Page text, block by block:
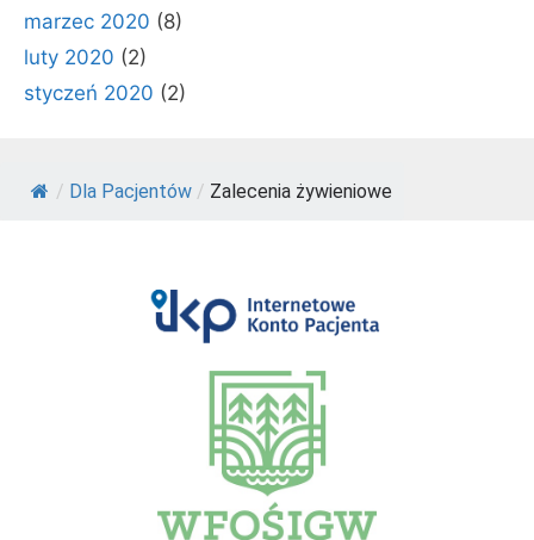
marzec 2020 (8)
luty 2020 (2)
styczeń 2020 (2)
/ Dla Pacjentów / Zalecenia żywieniowe